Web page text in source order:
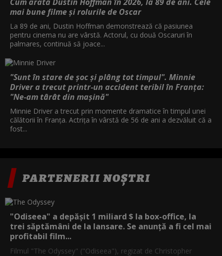
mai bune filme și rolurile de Oscar
La 89 de ani, Dustin Hoffman demonstrează că pasiunea
pentru cinema nu are vârstă. Actorul, cu două Oscaruri în
palmares, continuă să joace...
"Sunt în stare de șoc și plâng tot timpul". Minnie
Driver a trecut printr-un accident teribil în Franța:
"Ne-am târât din mașină"
Minnie Driver a trecut prin momente dramatice în timpul unei
călătorii în Franța. Actrița în vârstă de 56 de ani a dezvăluit că a
fost...
PARTENERII NOȘTRI
"Odiseea" a depășit 1 miliard $ la box-office, la
trei săptămâni de la lansare. Se anunță a fi cel mai
profitabil film...
Filmul "The Odyssey" ("Odiseea"), regizat de Christopher